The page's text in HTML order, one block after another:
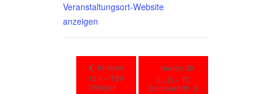
Veranstaltungsort-Website
anzeigen
Knaben
15 II – TSV
Offingen
Herren 30
(LL2) – TC
Donauwörth